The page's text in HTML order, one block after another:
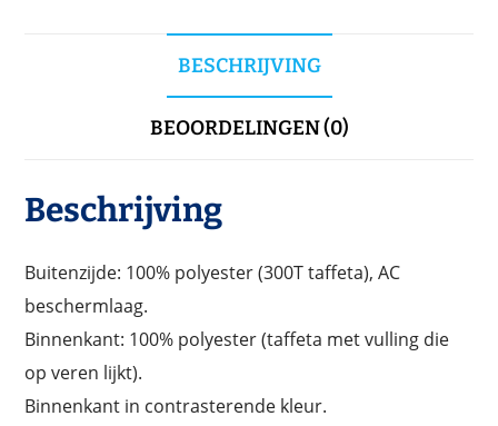
BESCHRIJVING
BEOORDELINGEN (0)
Beschrijving
Buitenzijde: 100% polyester (300T taffeta), AC
beschermlaag.
Binnenkant: 100% polyester (taffeta met vulling die
op veren lijkt).
Binnenkant in contrasterende kleur.